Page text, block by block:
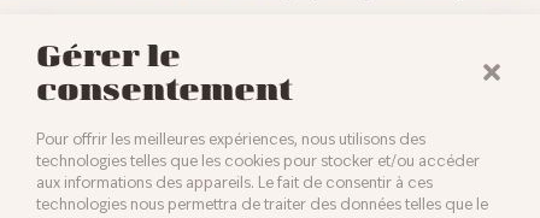
Gérer le
consentement
Pour offrir les meilleures expériences, nous utilisons des
technologies telles que les cookies pour stocker et/ou accéder
aux informations des appareils. Le fait de consentir à ces
technologies nous permettra de traiter des données telles que le